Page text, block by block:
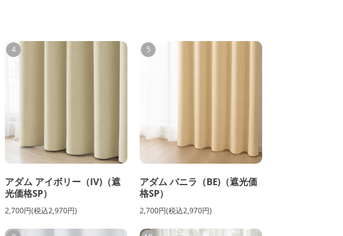
4
アダム アイボリー（IV)（遮
光価格SP）
2,700円(税込2,970円)
5
アダム バニラ（BE)（遮光価
格SP）
2,700円(税込2,970円)